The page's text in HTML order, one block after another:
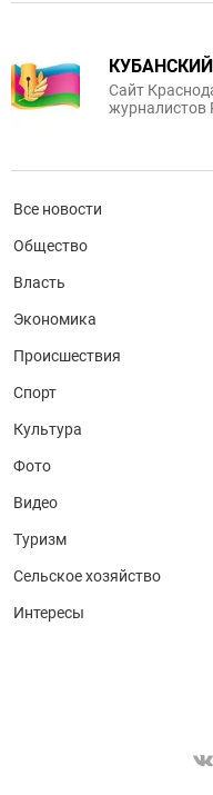
Сайт
журналистов
Все новости
Общество
Власть
Экономика
Происшествия
Спорт
Культура
Фото
Видео
Туризм
Сельское хозяйство
Интересы